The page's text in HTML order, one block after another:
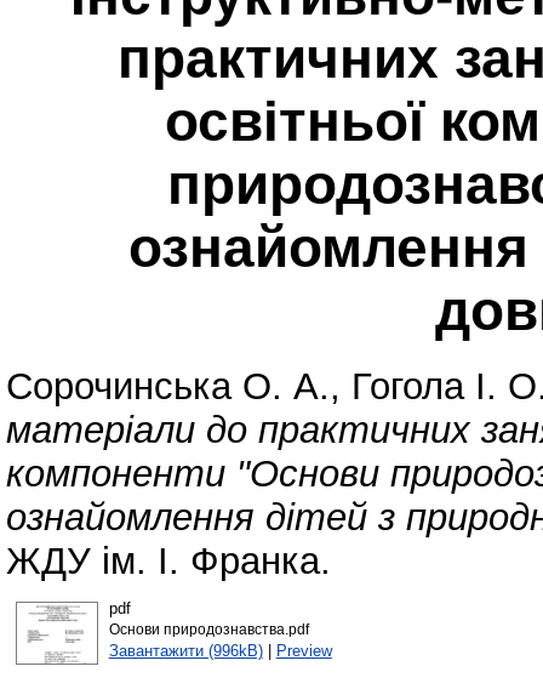
практичних
освітньої
ознайомлення
Сорочинська О. А., Гогола І.
матеріали до практичних
компоненти "Основи
ознайомлення дітей з
ЖДУ ім. І. Франка.
pdf
Основи природознавства.pdf
Завантажити (996kB)| Preview